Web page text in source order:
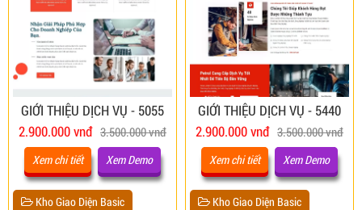
GIỚI THIỆU DỊCH VỤ - 5055
2.900.000 vnđ 3.500.000 vnđ
Xem chi tiết Xem Demo
Kho Giao Diện Basic
GIỚI THIỆU DỊCH VỤ - 5440
2.900.000 vnđ 3.500.000 vnđ
Xem chi tiết Xem Demo
Kho Giao Diện Basic